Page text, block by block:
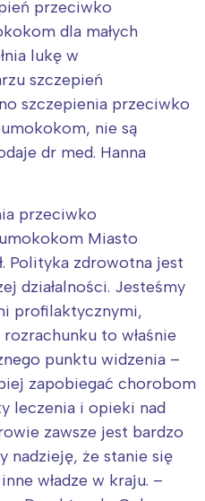
przeciwko
dla małych
lukę w
szczepień
szczepienia przeciwko
nie są
dr med. Hanna
przeciwko
Miasto
Polityka zdrowotna jest
działalności. Jesteśmy
profilaktycznymi,
to właśnie
punktu widzenia –
zapobiegać chorobom
leczenia i opieki nad
zawsze jest bardzo
nadzieję, że stanie się
władze w kraju. –